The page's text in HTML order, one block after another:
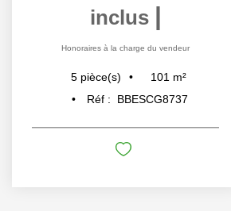
inclus |
Honoraires à la charge du vendeur
5 pièce(s) 101 m²
Réf :
BBESCG8737